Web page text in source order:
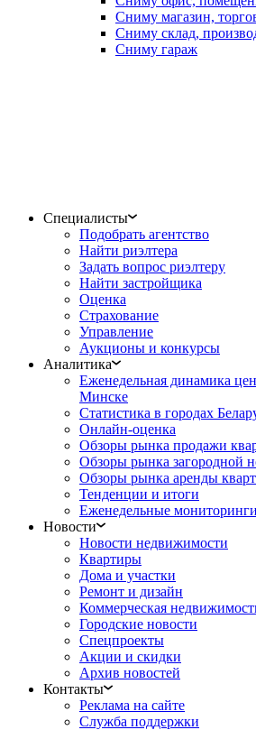
Сниму магазин,
Сниму склад,
Сниму гараж
Специалисты
Подобрать агентство
Найти риэлтера
Задать вопрос риэлтеру
Найти застройщика
Оценка
Страхование
Управление
Аукционы и конкурсы
Аналитика
Еженедельная динамика
Минске
Статистика в городах
Онлайн-оценка
Обзоры рынка продажи
Обзоры рынка загородной
Обзоры рынка аренды
Тенденции и итоги
Еженедельные мониторинги
Новости
Новости недвижимости
Квартиры
Дома и участки
Ремонт и дизайн
Коммерческая
Городские новости
Спецпроекты
Акции и скидки
Архив новостей
Контакты
Реклама на сайте
Служба поддержки